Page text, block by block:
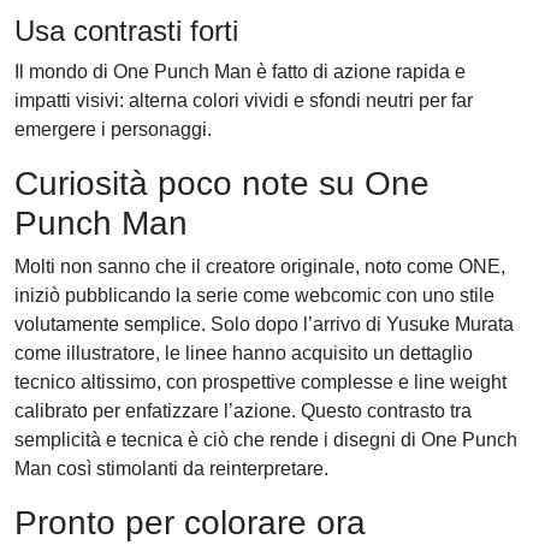
Usa contrasti forti
Il mondo di One Punch Man è fatto di azione rapida e
impatti visivi: alterna colori vividi e sfondi neutri per far
emergere i personaggi.
Curiosità poco note su One
Punch Man
Molti non sanno che il creatore originale, noto come ONE,
iniziò pubblicando la serie come webcomic con uno stile
volutamente semplice. Solo dopo l’arrivo di Yusuke Murata
come illustratore, le linee hanno acquisito un dettaglio
tecnico altissimo, con prospettive complesse e line weight
calibrato per enfatizzare l’azione. Questo contrasto tra
semplicità e tecnica è ciò che rende i disegni di One Punch
Man così stimolanti da reinterpretare.
Pronto per colorare ora